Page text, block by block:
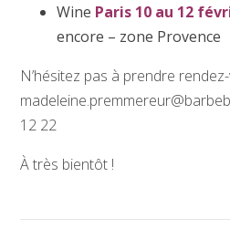
Wine Paris 10 au 12
encore – zone Provence
N’hésitez pas à prendre
12 22
À très bientôt !